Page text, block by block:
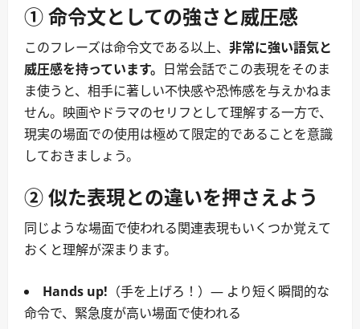
① 命令文としての強さと威圧感
このフレーズは命令文である以上、 非常に強い語気と
威圧感を持っています。 日常会話でこの表現をそのま
ま使うと、相手に著しい不快感や恐怖感を与えかねま
せん。映画やドラマのセリフとして理解する一方で、
現実の場面での使用は極めて限定的であることを意識
しておきましょう。
② 似た表現との違いを押さえよう
同じような場面で使われる関連表現もいくつか覚えて
おくと理解が深まります。
Hands up! （手を上げろ！）― より短く瞬間的な
命令で、緊急度が高い場面で使われる